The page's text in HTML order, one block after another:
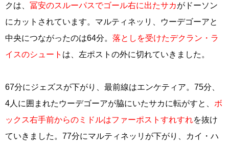
クは、 冨安のスルーパスでゴール右に出たサカがドーソン
にカットされています。マルティネッリ、ウーデゴーアと
中央につながったのは64分。 落としを受けたデクラン・ラ
イスのシュート は、左ポストの外に切れていきました。
67分にジェズスが下がり、最前線はエンケティア。75分、
4人に囲まれたウーデゴーアが脇にいたサカに転がすと、 ボ
ックス右手前からのミドルはファーポストすれすれを抜け
ていきました。77分にマルティネッリが下がり、カイ・ハ